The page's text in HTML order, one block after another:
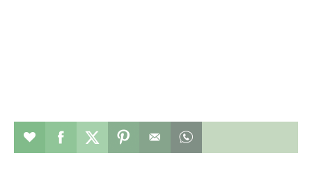
Restaurant toevoegen aan favorieten
Deel dit op facebook
Deel dit op twitter
Deel dit op pinterest